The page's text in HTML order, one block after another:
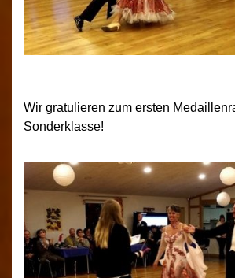
Wir gratulieren zum ersten
Sonderklasse!